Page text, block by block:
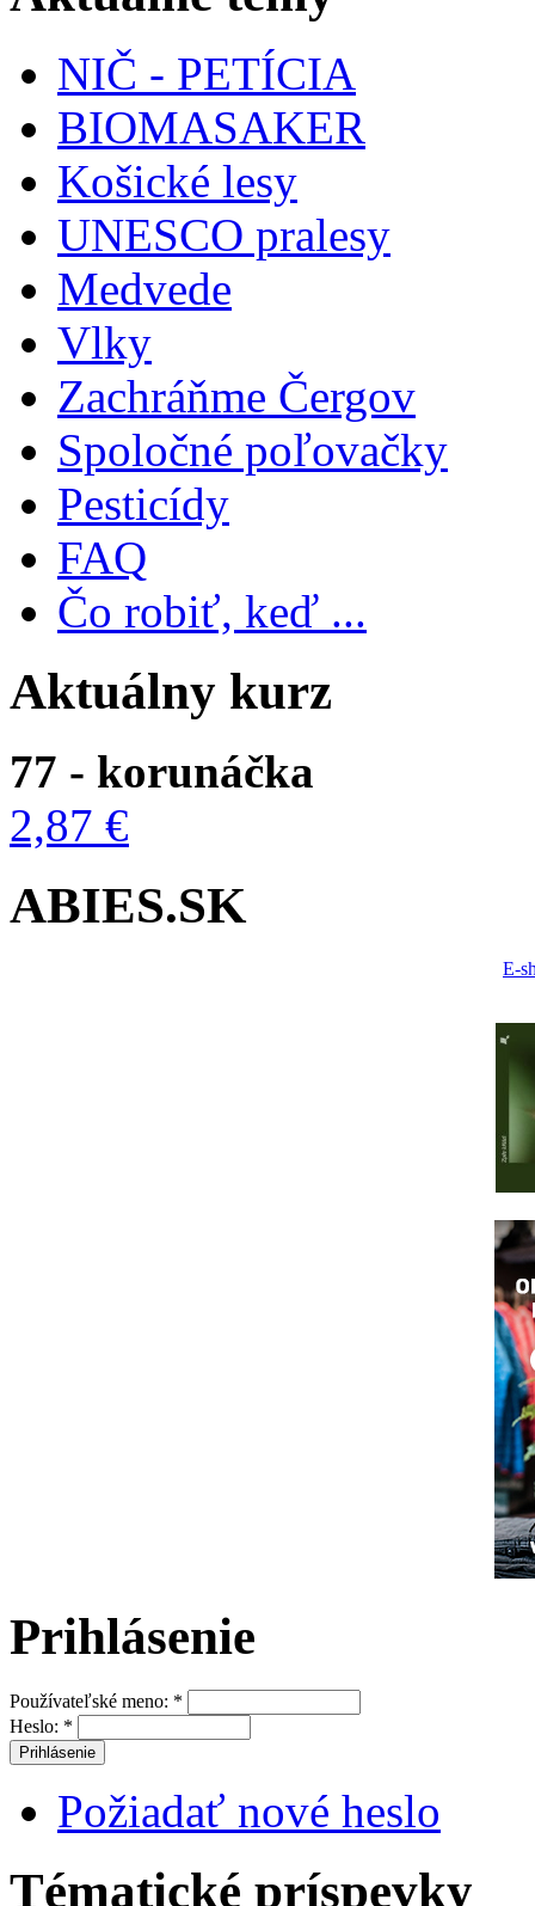
NIČ - PETÍCIA
BIOMASAKER
Košické lesy
UNESCO pralesy
Medvede
Vlky
Zachráňme Čergov
Spoločné poľovačky
Pesticídy
FAQ
Čo robiť, keď ...
Aktuálny kurz
77 - korunáčka
2,87 €
ABIES.SK
E-
Prihlásenie
Používateľské meno: *
Heslo: *
Požiadať nové heslo
Tématické príspevky